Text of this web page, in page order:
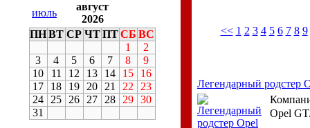
июль
август
2026
ПНВТ СР ЧТ ПТ СБ ВС
1
2
3
4 5 6 7 8
9
10
11 12 13 14 15
16
17
18 19 20 21 22
23
24
25 26 27 28 29 30
31
<< 1 2 3 4 5 6 7 8 9
Легендарный родстер
Opel